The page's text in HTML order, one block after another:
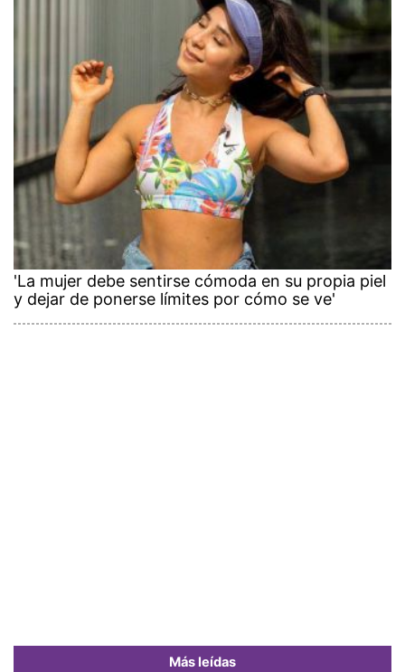
'La mujer debe sentirse cómoda en su propia piel
y dejar de ponerse límites por cómo se ve'
Más leídas